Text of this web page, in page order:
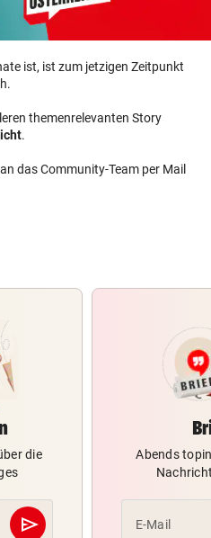
ist, ist zum jetzigen Zeitpunkt
themenrelevanten Story
.
das Community-Team per Mail
die
send
Abschicken
Abends
E-Mail